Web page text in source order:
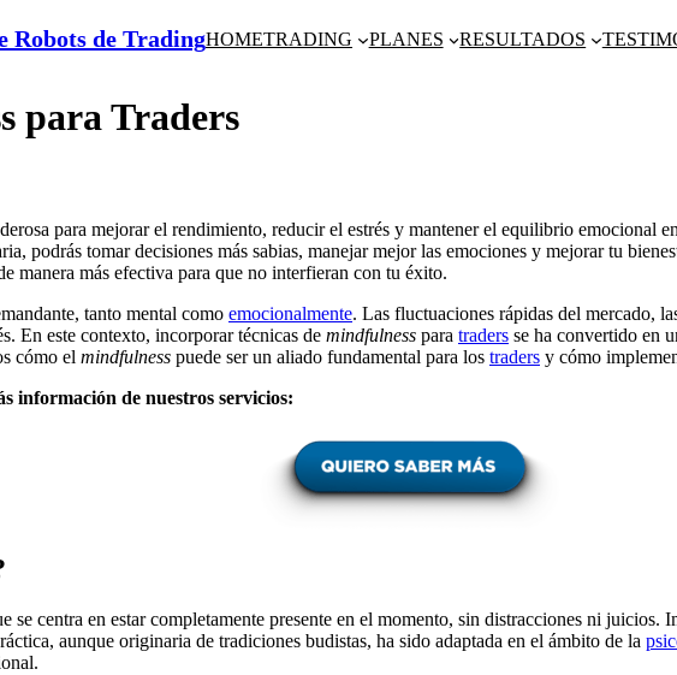
Robots de TradingHOMETRADING PLANES RESULTADOS
para Traders
para mejorar el rendimiento, reducir el estrés y mantener el equilibrio emocional
podrás tomar decisiones más sabias, manejar mejor las emociones y mejorar tu
manera más efectiva para que no interfieran con tu éxito.
tanto mental como emocionalmente. Las fluctuaciones rápidas del mercado,
En este contexto, incorporar técnicas de mindfulness para traders se ha convertido en
cómo el mindfulness puede ser un aliado fundamental para los traders y cómo
información de nuestros servicios:
se centra en estar completamente presente en el momento, sin distracciones ni juicios.
aunque originaria de tradiciones budistas, ha sido adaptada en el ámbito de la